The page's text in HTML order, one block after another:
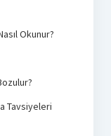
Okunur?
Tavsiyeleri